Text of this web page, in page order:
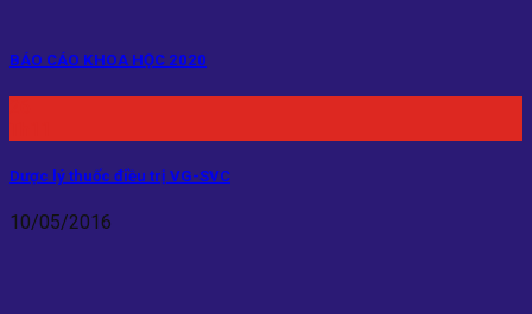
BÁO CÁO KHOA HỌC 2020
Dược lý thuốc điều trị VG-SVC
10/05/2016